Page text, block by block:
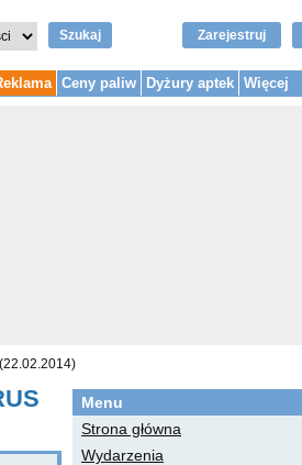
Szukaj Zarejestruj
Ceny paliw Dyżury aptek Więcej
Menu
Strona główna
Wydarzenia